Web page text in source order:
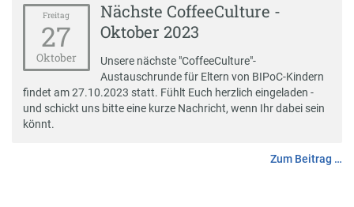
Freitag
27
Oktober
Nächste CoffeeCulture -
Oktober 2023
Unsere nächste "CoffeeCulture"-
Austauschrunde für Eltern von BIPoC-Kindern
findet am 27.10.2023 statt. Fühlt Euch herzlich eingeladen -
und schickt uns bitte eine kurze Nachricht, wenn Ihr dabei sein
könnt.
Zum Beitrag …